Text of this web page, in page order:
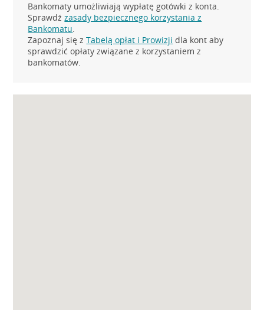
Bankomaty umożliwiają wypłatę gotówki z konta.
Sprawdźzasady bezpiecznego korzystania z
Bankomatu.
Zapoznaj się zTabelą opłat i Prowizji dla kont aby
sprawdzić opłaty związane z korzystaniem z
bankomatów.